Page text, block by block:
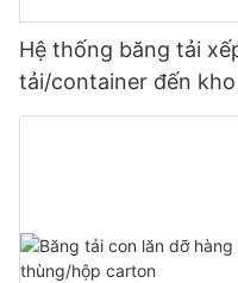
Hệ thống băng tải
tải/container đến kho